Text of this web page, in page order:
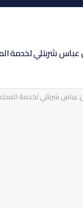
شربتلي لخدمة